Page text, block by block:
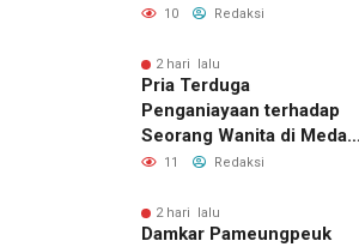
Menunggu Bantuan
10 Redaksi
2 hari lalu
Pria Terduga
Penganiayaan terhadap
Seorang Wanita di Medan
Ditangkap Polisi
11 Redaksi
2 hari lalu
Damkar Pameungpeuk